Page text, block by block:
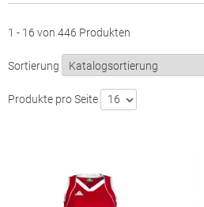
1 - 16 von 446 Produkten
Sortierung
Produkte pro Seite 16